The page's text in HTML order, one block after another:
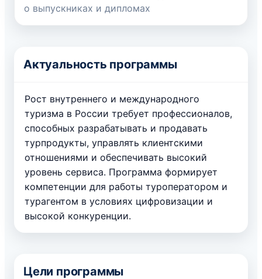
о выпускниках и дипломах
Актуальность программы
Рост внутреннего и международного
туризма в России требует профессионалов,
способных разрабатывать и продавать
турпродукты, управлять клиентскими
отношениями и обеспечивать высокий
уровень сервиса. Программа формирует
компетенции для работы туроператором и
турагентом в условиях цифровизации и
высокой конкуренции.
Цели программы